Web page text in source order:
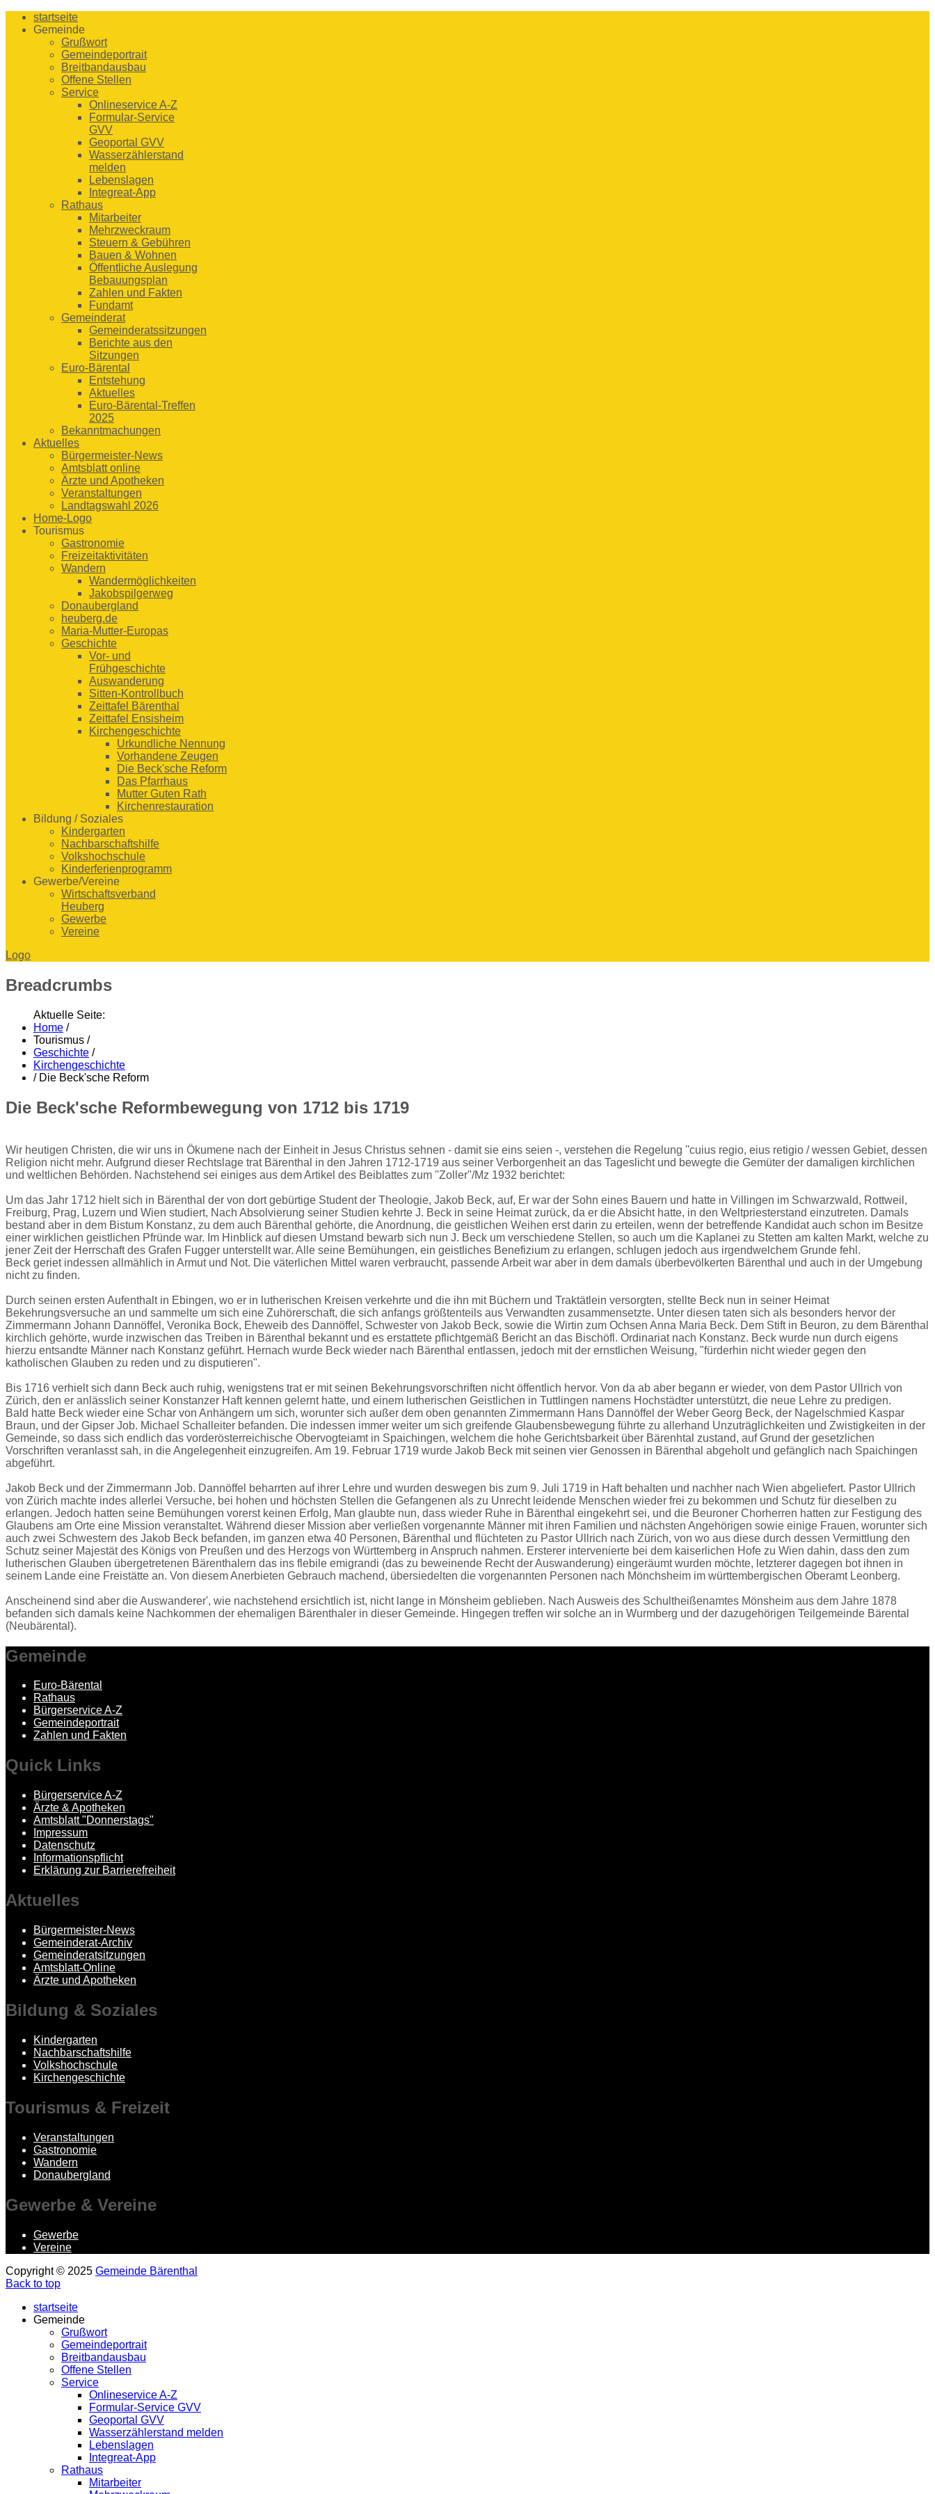
startseite
Gemeinde
Grußwort
Gemeindeportrait
Breitbandausbau
Offene Stellen
Service
Onlineservice A-Z
Formular-Service
GVV
Geoportal GVV
Wasserzählerstand
melden
Lebenslagen
Integreat-App
Rathaus
Mitarbeiter
Mehrzweckraum
Steuern & Gebühren
Bauen & Wohnen
Öffentliche Auslegung
Bebauungsplan
Zahlen und Fakten
Fundamt
Gemeinderat
Gemeinderatssitzungen
Berichte aus den
Sitzungen
Euro-Bärental
Entstehung
Aktuelles
Euro-Bärental-Treffen
2025
Bekanntmachungen
Aktuelles
Bürgermeister-News
Amtsblatt online
Ärzte und Apotheken
Veranstaltungen
Landtagswahl 2026
Home-Logo
Tourismus
Gastronomie
Freizeitaktivitäten
Wandern
Wandermöglichkeiten
Jakobspilgerweg
Donaubergland
heuberg.de
Maria-Mutter-Europas
Geschichte
Vor- und
Frühgeschichte
Auswanderung
Sitten-Kontrollbuch
Zeittafel Bärenthal
Zeittafel Ensisheim
Kirchengeschichte
Urkundliche Nennung
Vorhandene Zeugen
Die Beck'sche Reform
Das Pfarrhaus
Mutter Guten Rath
Kirchenrestauration
Bildung / Soziales
Kindergarten
Nachbarschaftshilfe
Volkshochschule
Kinderferienprogramm
Gewerbe/Vereine
Wirtschaftsverband
Heuberg
Gewerbe
Vereine
Logo
Breadcrumbs
Aktuelle Seite:
Home /
Tourismus /
Geschichte /
Kirchengeschichte
/ Die Beck'sche Reform
Die Beck'sche Reformbewegung von 1712 bis 1719
Wir heutigen Christen, die wir uns in Ökumene nach der Einheit in Jesus Christus sehnen - damit sie eins seien -, verstehen die Regelung ''cuius regio, eius retigio / wessen Gebiet, dessen
Religion nicht mehr. Aufgrund dieser Rechtslage trat Bärenthal in den Jahren 1712-1719 aus seiner Verborgenheit an das Tageslicht und bewegte die Gemüter der damaligen kirchlichen
und weltlichen Behörden. Nachstehend sei einiges aus dem Artikel des Beiblattes zum ''Zoller''/Mz 1932 berichtet:
Um das Jahr 1712 hielt sich in Bärenthal der von dort gebürtige Student der Theologie, Jakob Beck, auf, Er war der Sohn eines Bauern und hatte in Villingen im Schwarzwald, Rottweil,
Freiburg, Prag, Luzern und Wien studiert, Nach Absolvierung seiner Studien kehrte J. Beck in seine Heimat zurück, da er die Absicht hatte, in den Weltpriesterstand einzutreten. Damals
bestand aber in dem Bistum Konstanz, zu dem auch Bärenthal gehörte, die Anordnung, die geistlichen Weihen erst darin zu erteilen, wenn der betreffende Kandidat auch schon im Besitze
einer wirklichen geistlichen Pfründe war. Im Hinblick auf diesen Umstand bewarb sich nun J. Beck um verschiedene Stellen, so auch um die Kaplanei zu Stetten am kalten Markt, welche zu
jener Zeit der Herrschaft des Grafen Fugger unterstellt war. Alle seine Bemühungen, ein geistliches Benefizium zu erlangen, schlugen jedoch aus irgendwelchem Grunde fehl.
Beck geriet indessen allmählich in Armut und Not. Die väterlichen Mittel waren verbraucht, passende Arbeit war aber in dem damals überbevölkerten Bärenthal und auch in der Umgebung
nicht zu finden.
Durch seinen ersten Aufenthalt in Ebingen, wo er in lutherischen Kreisen verkehrte und die ihn mit Büchern und Traktätlein versorgten, stellte Beck nun in seiner Heimat
Bekehrungsversuche an und sammelte um sich eine Zuhörerschaft, die sich anfangs größtenteils aus Verwandten zusammensetzte. Unter diesen taten sich als besonders hervor der
Zimmermann Johann Dannöffel, Veronika Bock, Eheweib des Dannöffel, Schwester von Jakob Beck, sowie die Wirtin zum Ochsen Anna Maria Beck. Dem Stift in Beuron, zu dem Bärenthal
kirchlich gehörte, wurde inzwischen das Treiben in Bärenthal bekannt und es erstattete pflichtgemäß Bericht an das Bischöfl. Ordinariat nach Konstanz. Beck wurde nun durch eigens
hierzu entsandte Männer nach Konstanz geführt. Hernach wurde Beck wieder nach Bärenthal entlassen, jedoch mit der ernstlichen Weisung, "fürderhin nicht wieder gegen den
katholischen Glauben zu reden und zu disputieren".
Bis 1716 verhielt sich dann Beck auch ruhig, wenigstens trat er mit seinen Bekehrungsvorschriften nicht öffentlich hervor. Von da ab aber begann er wieder, von dem Pastor Ullrich von
Zürich, den er anlässlich seiner Konstanzer Haft kennen gelernt hatte, und einem lutherischen Geistlichen in Tuttlingen namens Hochstädter unterstützt, die neue Lehre zu predigen.
Bald hatte Beck wieder eine Schar von Anhängern um sich, worunter sich außer dem oben genannten Zimmermann Hans Dannöffel der Weber Georg Beck, der Nagelschmied Kaspar
Braun, und der Gipser Job. Michael Schalleiter befanden. Die indessen immer weiter um sich greifende Glaubensbewegung führte zu allerhand Unzuträglichkeiten und Zwistigkeiten in der
Gemeinde, so dass sich endlich das vorderösterreichische Obervogteiamt in Spaichingen, welchem die hohe Gerichtsbarkeit über Bärenhtal zustand, auf Grund der gesetzlichen
Vorschriften veranlasst sah, in die Angelegenheit einzugreifen. Am 19. Februar 1719 wurde Jakob Beck mit seinen vier Genossen in Bärenthal abgeholt und gefänglich nach Spaichingen
abgeführt.
Jakob Beck und der Zimmermann Job. Dannöffel beharrten auf ihrer Lehre und wurden deswegen bis zum 9. Juli 1719 in Haft behalten und nachher nach Wien abgeliefert. Pastor Ullrich
von Zürich machte indes allerlei Versuche, bei hohen und höchsten Stellen die Gefangenen als zu Unrecht leidende Menschen wieder frei zu bekommen und Schutz für dieselben zu
erlangen. Jedoch hatten seine Bemühungen vorerst keinen Erfolg, Man glaubte nun, dass wieder Ruhe in Bärenthal eingekehrt sei, und die Beuroner Chorherren hatten zur Festigung des
Glaubens am Orte eine Mission veranstaltet. Während dieser Mission aber verließen vorgenannte Männer mit ihren Familien und nächsten Angehörigen sowie einige Frauen, worunter sich
auch zwei Schwestern des Jakob Beck befanden, im ganzen etwa 40 Personen, Bärenthal und flüchteten zu Pastor Ullrich nach Zürich, von wo aus diese durch dessen Vermittlung den
Schutz seiner Majestät des Königs von Preußen und des Herzogs von Württemberg in Anspruch nahmen. Ersterer intervenierte bei dem kaiserlichen Hofe zu Wien dahin, dass den zum
lutherischen Glauben übergetretenen Bärenthalern das ins flebile emigrandi (das zu beweinende Recht der Auswanderung) eingeräumt wurden möchte, letzterer dagegen bot ihnen in
seinem Lande eine Freistätte an. Von diesem Anerbieten Gebrauch machend, übersiedelten die vorgenannten Personen nach Mönchsheim im württembergischen Oberamt Leonberg.
Anscheinend sind aber die Auswanderer', wie nachstehend ersichtlich ist, nicht lange in Mönsheim geblieben. Nach Ausweis des Schultheißenamtes Mönsheim aus dem Jahre 1878
befanden sich damals keine Nachkommen der ehemaligen Bärenthaler in dieser Gemeinde. Hingegen treffen wir solche an in Wurmberg und der dazugehörigen Teilgemeinde Bärental
(Neubärental).
Gemeinde
Euro-Bärental
Rathaus
Bürgerservice A-Z
Gemeindeportrait
Zahlen und Fakten
Quick Links
Bürgerservice A-Z
Ärzte & Apotheken
Amtsblatt "Donnerstags"
Impressum
Datenschutz
Informationspflicht
Erklärung zur Barrierefreiheit
Aktuelles
Bürgermeister-News
Gemeinderat-Archiv
Gemeinderatsitzungen
Amtsblatt-Online
Ärzte und Apotheken
Bildung & Soziales
Kindergarten
Nachbarschaftshilfe
Volkshochschule
Kirchengeschichte
Tourismus & Freizeit
Veranstaltungen
Gastronomie
Wandern
Donaubergland
Gewerbe & Vereine
Gewerbe
Vereine
Copyright © 2025 Gemeinde Bärenthal
Back to top
startseite
Gemeinde
Grußwort
Gemeindeportrait
Breitbandausbau
Offene Stellen
Service
Onlineservice A-Z
Formular-Service GVV
Geoportal GVV
Wasserzählerstand melden
Lebenslagen
Integreat-App
Rathaus
Mitarbeiter